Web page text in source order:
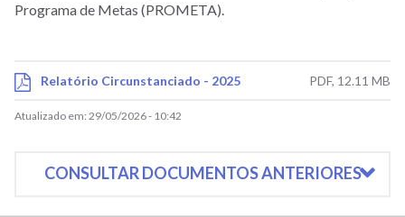
Programa de Metas (PROMETA).
Relatório Circunstanciado - 2025 PDF, 12.11 MB
Atualizado em: 29/05/2026 - 10:42
CONSULTAR DOCUMENTOS ANTERIORES